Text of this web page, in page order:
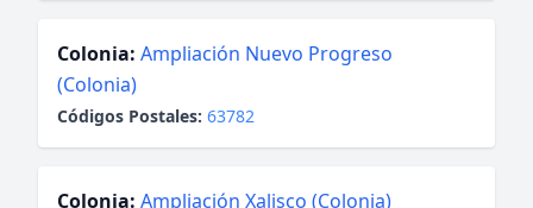
Colonia: Ampliación Nuevo Progreso
(Colonia)
Códigos Postales: 63782
Colonia: Ampliación Xalisco (Colonia)